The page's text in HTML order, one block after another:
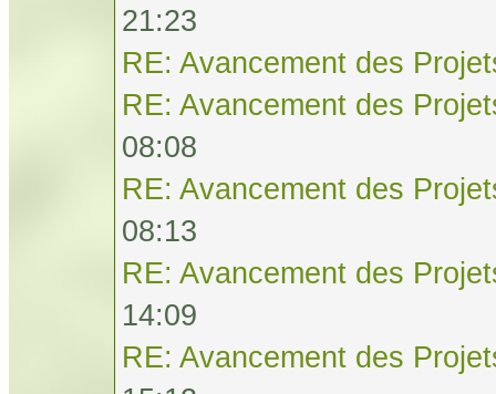
21:23
RE: Avancement des
RE: Avancement des
08:08
RE: Avancement des
08:13
RE: Avancement des
14:09
RE: Avancement des